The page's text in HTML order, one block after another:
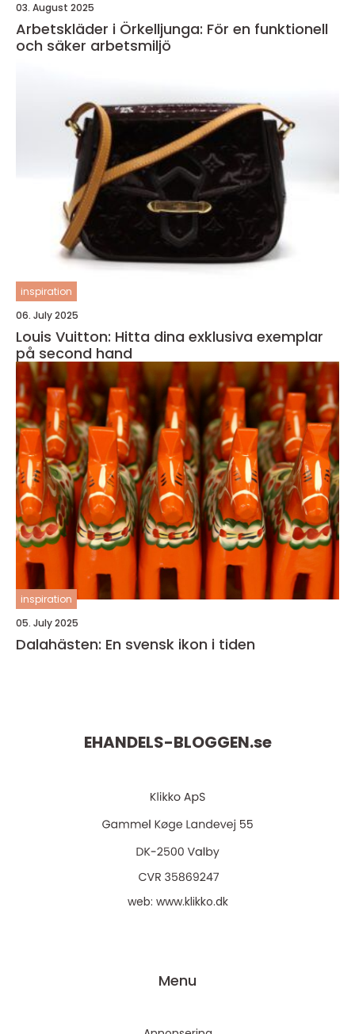
03. August 2025
Arbetskläder i Örkelljunga: För en funktionell
och säker arbetsmiljö
inspiration
06. July 2025
Louis Vuitton: Hitta dina exklusiva exemplar
på second hand
inspiration
05. July 2025
Dalahästen: En svensk ikon i tiden
EHANDELS-BLOGGEN.se
web: www.klikko.dk
Menu